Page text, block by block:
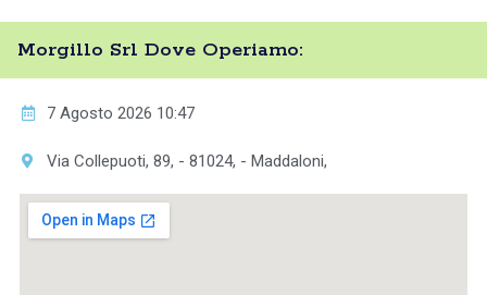
Morgillo Srl Dove Operiamo:
7 Agosto 2026 10:47
Via Collepuoti, 89, - 81024, - Maddaloni,